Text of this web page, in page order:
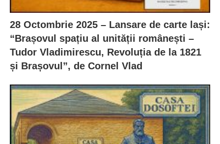
28 Octombrie 2025 – Lansare de carte lași:
“Brașovul spațiu al unității românești –
Tudor Vladimirescu, Revoluția de la 1821
și Brașovul”, de Cornel Vlad